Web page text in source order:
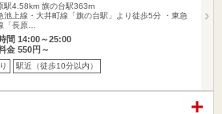
駅4.58km 旗の台駅363m
池上線・大井町線「旗の台駅」より徒歩5分 ・東急
「長原…
間 14:00～25:00
金 550円～
駅近（徒歩10分以内）